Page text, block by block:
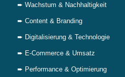
➨ Wachstum & Nachhaltigkeit
➨ Content & Branding
➨ Digitalisierung & Technologie
➨ E-Commerce & Umsatz
➨ Performance & Optimierung